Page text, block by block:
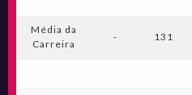
Média da
Carreira
- 131